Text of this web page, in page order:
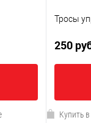
Тросы
250
Купить